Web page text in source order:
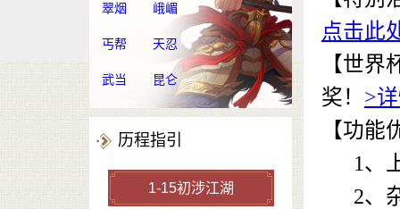
翠烟 峨嵋
丐帮 天忍
武当 昆仑
历程指引
1-15初涉江湖
点击此
【世界
奖！ >
【功能
1、上
2、杂